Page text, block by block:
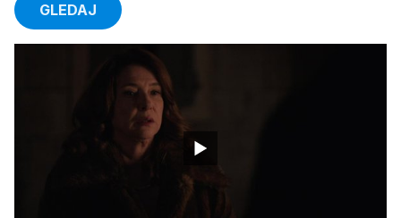
GLEDAJ